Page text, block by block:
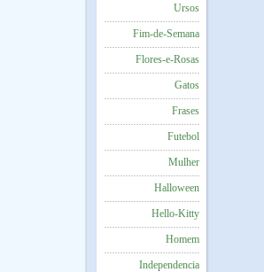
Ursos
Fim-de-Semana
Flores-e-Rosas
Gatos
Frases
Futebol
Mulher
Halloween
Hello-Kitty
Homem
Independencia